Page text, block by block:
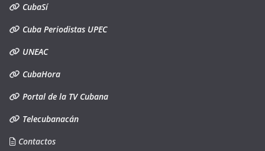
CubaSí
Cuba Periodistas UPEC
UNEAC
CubaHora
Portal de la TV Cubana
Telecubanacán
Contactos